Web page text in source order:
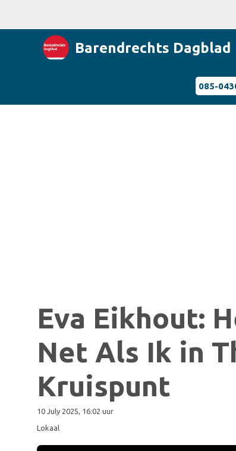
Barendrechts Dagblad
085-
Eva Eikhout:
Net Als Ik in
Kruispunt
10 July 2025, 16:02 uur
Lokaal